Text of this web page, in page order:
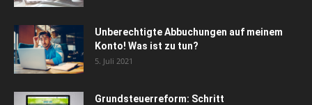
Unberechtigte Abbuchungen auf meinem
Konto! Was ist zu tun?
5. Juli 2021
Grundsteuerreform: Schritt